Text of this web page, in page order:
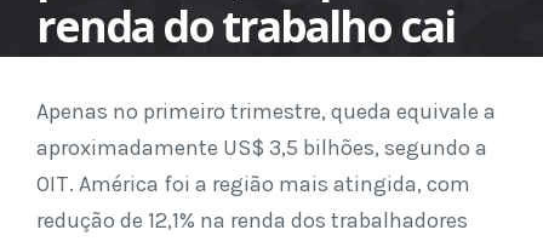
renda do trabalho cai
Apenas no primeiro trimestre, queda equivale a
aproximadamente US$ 3,5 bilhões, segundo a
OIT. América foi a região mais atingida, com
redução de 12,1% na renda dos trabalhadores